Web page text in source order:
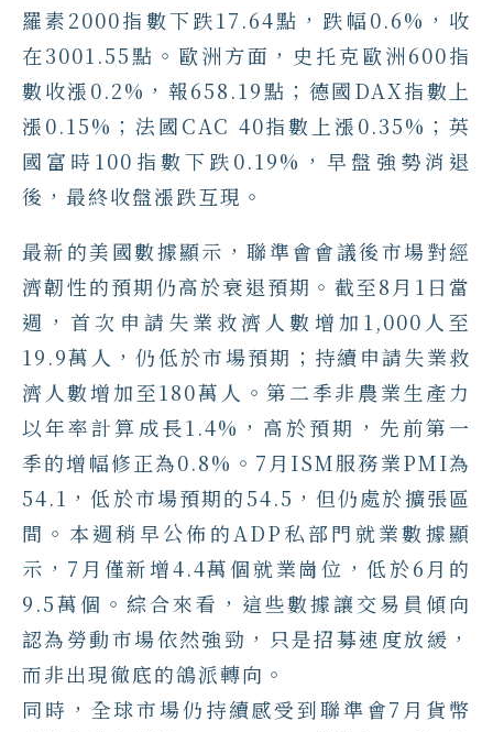
羅素2000指數下跌17.64點，跌幅0.6%，收
在3001.55點。歐洲方面，史托克歐洲600指
數收漲0.2%，報658.19點；德國DAX指數上
漲0.15%；法國CAC 40指數上漲0.35%；英
國富時100指數下跌0.19%，早盤強勢消退
後，最終收盤漲跌互現。
最新的美國數據顯示，聯準會會議後市場對經
濟韌性的預期仍高於衰退預期。截至8月1日當
週，首次申請失業救濟人數增加1,000人至
19.9萬人，仍低於市場預期；持續申請失業救
濟人數增加至180萬人。第二季非農業生產力
以年率計算成長1.4%，高於預期，先前第一
季的增幅修正為0.8%。7月ISM服務業PMI為
54.1，低於市場預期的54.5，但仍處於擴張區
間。本週稍早公佈的ADP私部門就業數據顯
示，7月僅新增4.4萬個就業崗位，低於6月的
9.5萬個。綜合來看，這些數據讓交易員傾向
認為勞動市場依然強勁，只是招募速度放緩，
而非出現徹底的鴿派轉向。
同時，全球市場仍持續感受到聯準會7月貨幣